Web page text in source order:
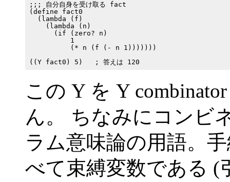
;;; 自分自身を受け取る fact
(define fact0
  (lambda (f)
    (lambda (n)
      (if (zero? n)
          1
          (* n (f (- n 1)))))))
この Y を Y
ん。 ちなみにコンビ
ラム意味論の用語。
べて束縛変数である (